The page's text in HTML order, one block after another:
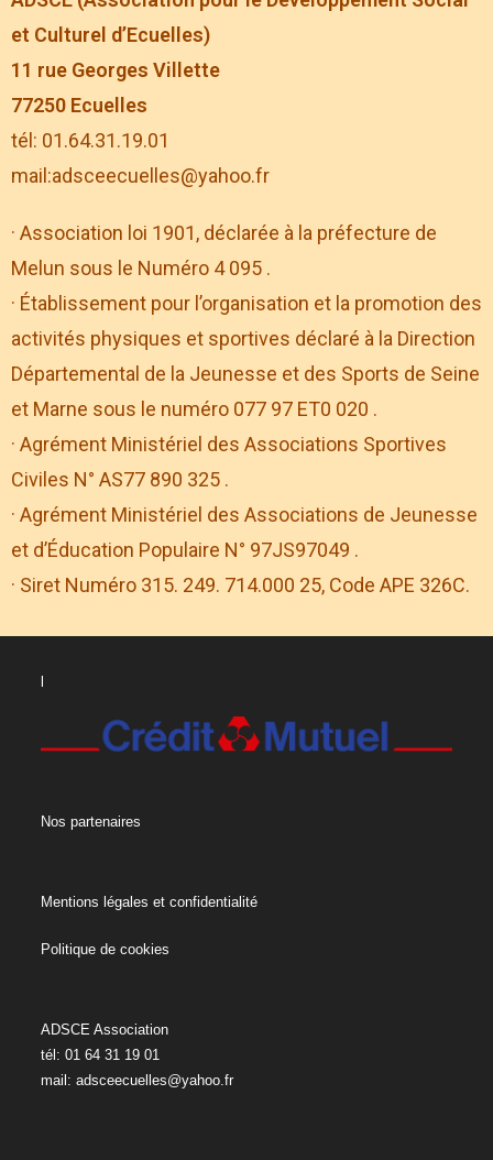
et Culturel d’Ecuelles)
11 rue Georges Villette
77250 Ecuelles
tél: 01.64.31.19.01
mail:adsceecuelles@yahoo.fr
· Association loi 1901, déclarée à la préfecture de
Melun sous le Numéro 4 095 .
· Établissement pour l’organisation et la promotion des
activités physiques et sportives déclaré à la Direction
Départemental de la Jeunesse et des Sports de Seine
et Marne sous le numéro 077 97 ET0 020 .
· Agrément Ministériel des Associations Sportives
Civiles N° AS77 890 325 .
· Agrément Ministériel des Associations de Jeunesse
et d’Éducation Populaire N° 97JS97049 .
· Siret Numéro 315. 249. 714.000 25, Code APE 326C.
Nos partenaires
Mentions légales et confidentialité
Politique de cookies
ADSCE Association
tél: 01 64 31 19 01
mail:adsceecuelles@yahoo.fr